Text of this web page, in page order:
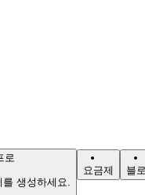
로
생성하세요.
요금제 블